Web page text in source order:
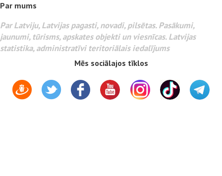
Par mums
Par Latviju, Latvijas pagasti, novadi, pilsētas. Pasākumi,
jaunumi, tūrisms, apskates objekti un viesnīcas. Latvijas
statistika, administratīvi teritoriālais iedalījums
Mēs sociālajos tīklos